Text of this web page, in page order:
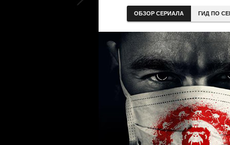
ОБЗОР СЕРИАЛА ГИД ПО